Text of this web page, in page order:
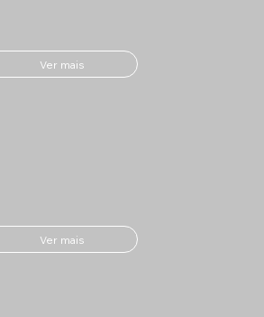
Ver mais
Ver mais